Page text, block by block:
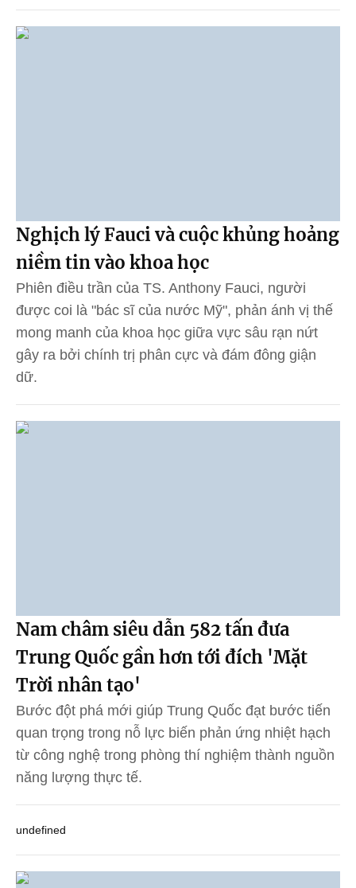
Nghịch lý Fauci và cuộc khủng hoảng
niềm tin vào khoa học
Phiên điều trần của TS. Anthony Fauci, người
được coi là "bác sĩ của nước Mỹ", phản ánh vị thế
mong manh của khoa học giữa vực sâu rạn nứt
gây ra bởi chính trị phân cực và đám đông giận
dữ.
Nam châm siêu dẫn 582 tấn đưa
Trung Quốc gần hơn tới đích 'Mặt
Trời nhân tạo'
Bước đột phá mới giúp Trung Quốc đạt bước tiến
quan trọng trong nỗ lực biến phản ứng nhiệt hạch
từ công nghệ trong phòng thí nghiệm thành nguồn
năng lượng thực tế.
undefined